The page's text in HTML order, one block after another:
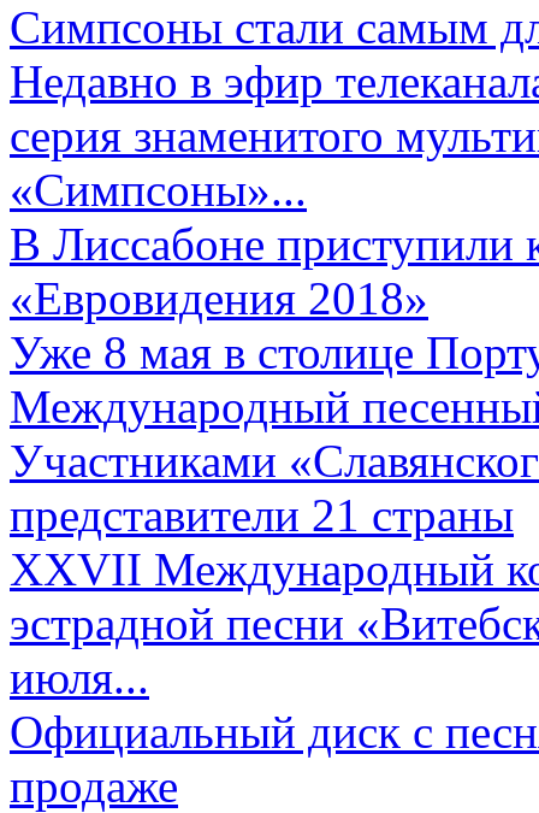
Симпсоны стали самым
Недавно в эфир
серия знаменитого
«Симпсоны»...
В Лиссабоне приступили
«Евровидения 2018»
Уже 8 мая в столице
Международный
Участниками
представители 21 страны
XXVII Международный
эстрадной песни
июля...
Официальный диск с
продаже